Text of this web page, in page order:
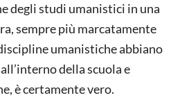
degli studi umanistici in una
sempre più marcatamente
umanistiche abbiano
della scuola e
è certamente vero.